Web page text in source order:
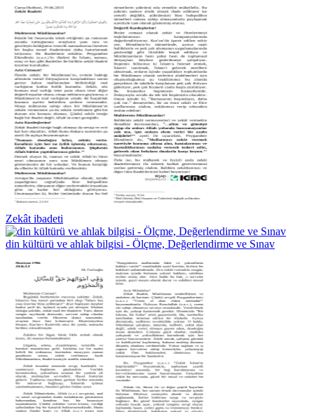
Zekât ibadeti
din kültürü ve ahlak bilgisi - Ölçme, Değerlendirme ve Sınav